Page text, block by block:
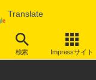
Translate
検索 Impressサイト